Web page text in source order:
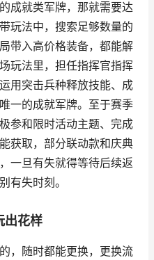
成就类军牌，那就需要达
玩法中，搜索足够数量的
带入高价格装备，都能解
玩法里，担任指挥官指挥
用突击兵种释放技能、成
一的成就军牌。至于赛季
参和限时活动主题、完成
获取，部分联动款和庆典
一旦有失就得等待后续返
有失时刻。
出花样
，随时都能更换，更换流